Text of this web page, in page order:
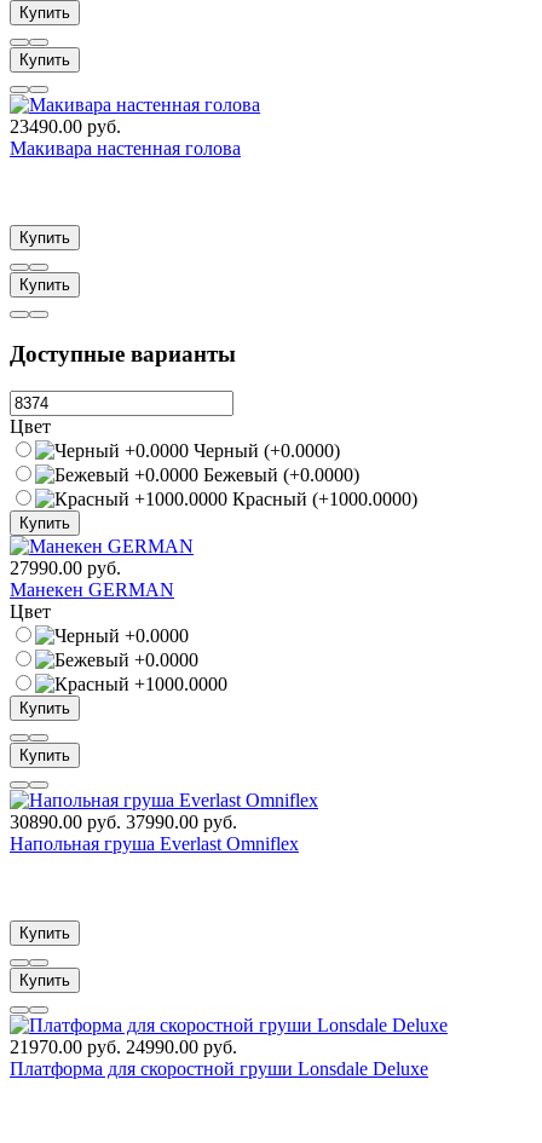
Купить
Купить
23490.00 руб.
Макивара настенная голова
Купить
Купить
Доступные варианты
Цвет
Черный (+0.0000)
Бежевый (+0.0000)
Красный (+1000.0000)
Купить
27990.00 руб.
Манекен GERMAN
Цвет
Купить
Купить
30890.00 руб. 37990.00 руб.
Напольная груша Everlast Omniflex
Купить
Купить
21970.00 руб. 24990.00 руб.
Платформа для скоростной груши Lonsdale Deluxe